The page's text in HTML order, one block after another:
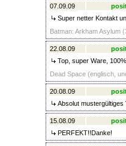
07.09.09
Super netter Kontakt
Batman: Arkham Asylum
22.08.09
Top, super Ware,
Dead Space (englisch,
20.08.09
Absolut mustergültiges
15.08.09
PERFEKT!!Danke!